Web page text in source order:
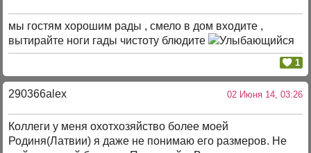
мы гостям хорошим рады , смело в дом входите ,
вытирайте ноги гады чистоту блюдите
1
290366alex 02 Июня 14, 03:26
Коллеги у меня охотхозяйство более моей
Родиня(Латвии) я даже не понимаю его размеров. Не